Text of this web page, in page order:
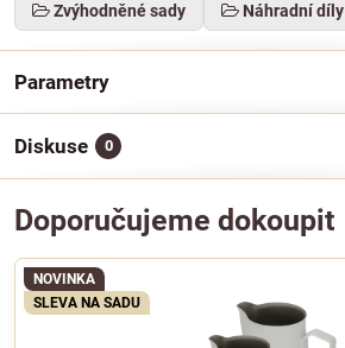
Zvýhodněné sady Náhradní díly
Parametry
Diskuse 0
Doporučujeme dokoupit
NOVINKA
SLEVA NA SADU